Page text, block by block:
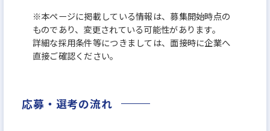
※本ページに掲載している情報は、募集開始時点の
ものであり、変更されている可能性があります。
詳細な採用条件等につきましては、面接時に企業へ
直接ご確認ください。
応募・選考の流れ